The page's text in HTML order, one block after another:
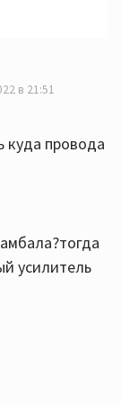
в 21:51
провода
усилитель